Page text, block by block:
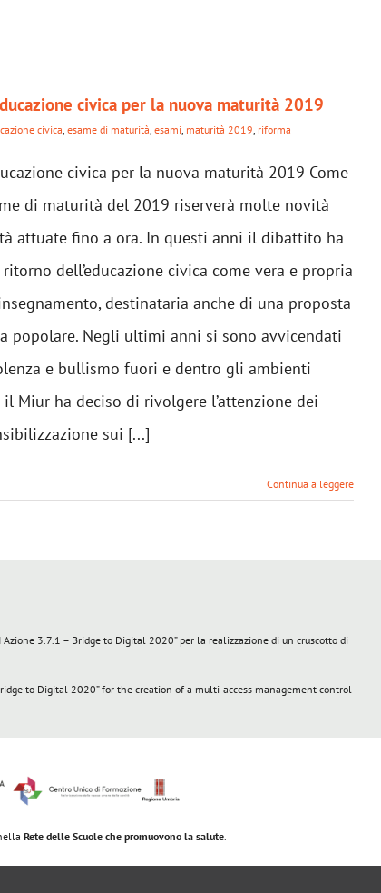
civica per la nuova maturità 2019
civica, esame di maturità, esami, maturità 2019, riforma
civica per la nuova maturità 2019 Come
di maturità del 2019 riserverà molte novità
attuate fino a ora. In questi anni il dibattito ha
dell’educazione civica come vera e propria
destinataria anche di una proposta
popolare. Negli ultimi anni si sono avvicendati
e bullismo fuori e dentro gli ambienti
Miur ha deciso di rivolgere l’attenzione dei
sui [...]
Continua a leggere
3.7.1 – Bridge to Digital 2020” per la realizzazione di un cruscotto di
to Digital 2020” for the creation of a multi-access management control
Rete delle Scuole che promuovono la salute.